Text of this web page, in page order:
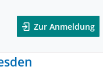
Zur Anmeldung